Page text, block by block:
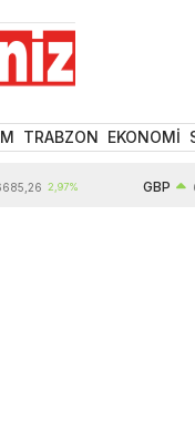
TRABZON EKONOMİ
64,65